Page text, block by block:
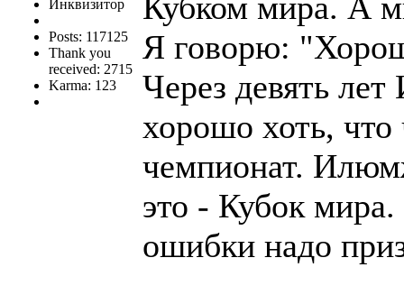
Инквизитор
Posts: 117125
Thank you
received: 2715
Karma: 123
Я говорю:
Через девять
хорошо хоть, что
чемпионат.
это - Кубок
ошибки надо